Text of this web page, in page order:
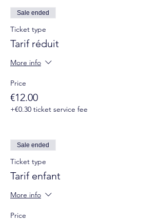
Sale ended
Ticket type
Tarif réduit
More info
Price
€12.00
+€0.30 ticket service fee
Sale ended
Ticket type
Tarif enfant
More info
Price